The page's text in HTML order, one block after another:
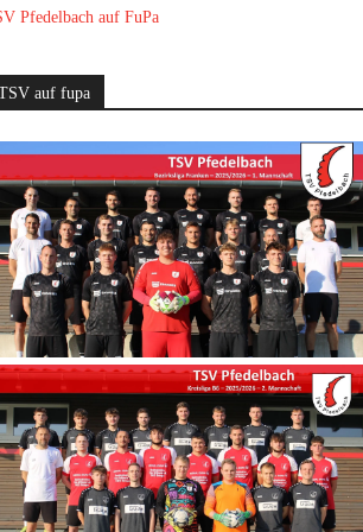
Pfedelbach auf FuPa
auf fupa